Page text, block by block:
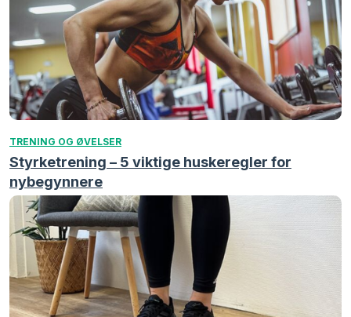
TRENING OG ØVELSER
Styrketrening – 5 viktige huskeregler for
nybegynnere